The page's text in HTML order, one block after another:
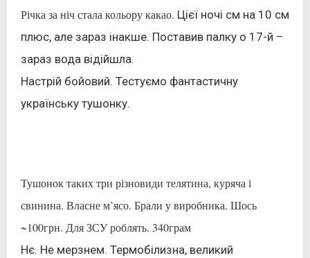
Річка за ніч стала кольору какао. Цієї ночі см на 10 см
плюс, але зараз інакше. Поставив палку о 17-й –
зараз вода відійшла.
Настрій бойовий. Тестуємо фантастичну
українську тушонку.
Тушонок таких три різновиди телятина, куряча і
свинина. Власне м’ясо. Брали у виробника. Шось
~100грн. Для ЗСУ роблять. 340грам
Нє. Не мерзнем. Термобілизна, великий